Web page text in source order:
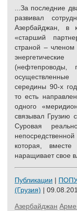
...За последние
развивал
Азербайджан, в
«старший
страной –
(нефтепроводы,
середины 90-х
то есть
одного
связывал Грузию
Суровая
которая,
наращивает свое
Публикации |
(Грузия) |
Азербайджан